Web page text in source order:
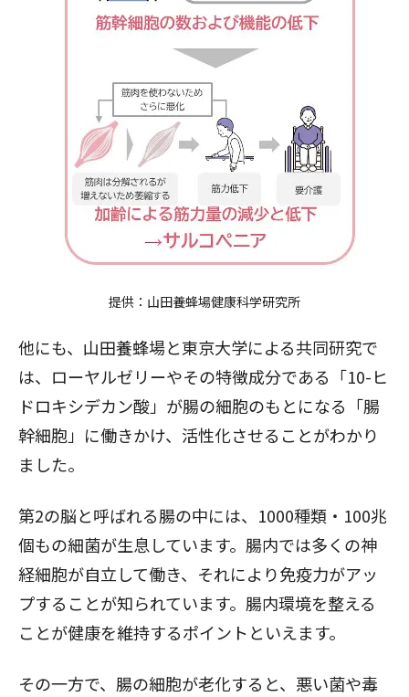
提供： 山田養蜂場健康科学研究所
他にも、 山田養蜂場と東京大学による共同研究で
は、ローヤルゼリーやその特徴成分である「10-ヒ
ドロキシデカン酸」が腸の細胞のもとになる「腸
幹細胞」に働きかけ、活性化させることがわかり
ました。
第2の脳と呼ばれる腸の中には、1000種類・100兆
個もの細菌が生息しています。腸内では多くの神
経細胞が自立して働き、それにより免疫力がアッ
プすることが知られています。腸内環境を整える
ことが健康を維持するポイントといえます。
その一方で、腸の細胞が老化すると、悪い菌や毒